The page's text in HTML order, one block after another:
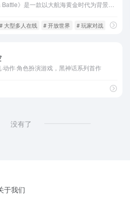
# 大型多人在线 # 开放世界 # 玩家对战
动作·角色扮演游戏，黑神话系列首作
没有了
于我们